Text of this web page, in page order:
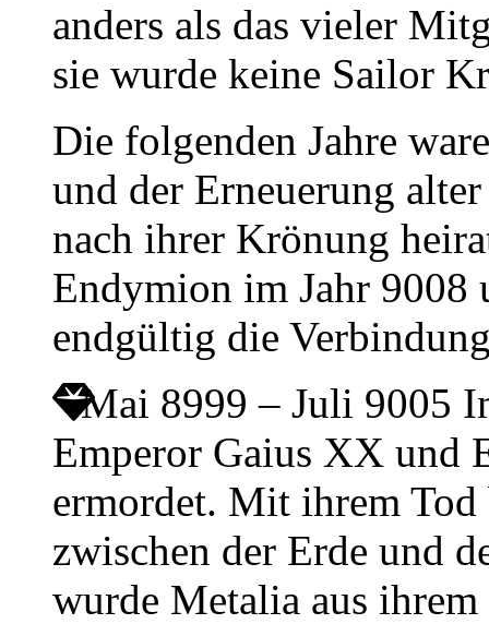
anders als das vieler
sie wurde keine Sailor
Die folgenden Jahre
und der Erneuerung
nach ihrer Krönung
Endymion im Jahr 9008
endgültig die
Mai 8999 – Juli 9005
Emperor Gaius XX und
ermordet. Mit ihrem
zwischen der Erde und
wurde Metalia aus